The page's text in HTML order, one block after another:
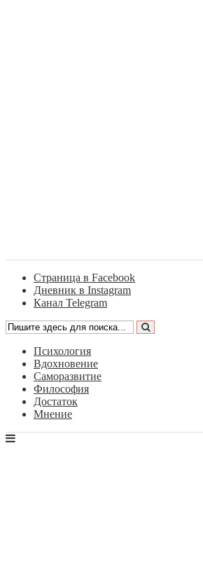
Страница в Facebook
Дневник в Instagram
Канал Telegram
Психология
Вдохновение
Саморазвитие
Философия
Достаток
Мнение